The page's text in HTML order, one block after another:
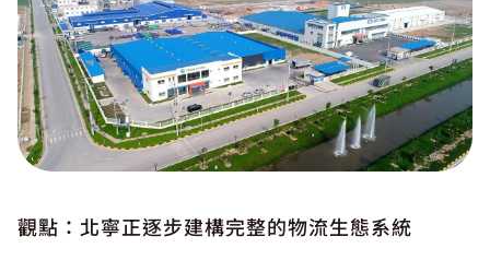
觀點：北寧正逐步建構完整的物流生態系統